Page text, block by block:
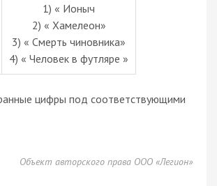
1) « Ионыч
2) « Хамелеон»
3) « Смерть чиновника»
4) « Человек в футляре »
цифры под соответствующими
Объект авторского права ООО «Легион»